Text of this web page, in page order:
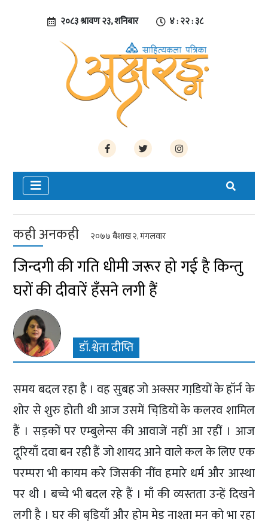
२०८३ श्रावण २३, शनिबार ४ : २२ : ३९
कही अनकही २०७७ बैशाख २, मंगलवार
जिन्दगी की गति धीमी जरूर हो गई है किन्तु
घरों की दीवारें हँसने लगी हैं
डॉ.श्वेता दीप्ति
समय बदल रहा है । वह सुबह जो अक्सर गाडि़यों के हॉर्न के
शोर से शुरु होती थी आज उसमें चिडि़यों के कलरव शामिल
हैं । सड़कों पर एम्बुलेन्स की आवाजें नहीं आ रहीं । आज
दूरियाँ दवा बन रही हैं जो शायद आने वाले कल के लिए एक
परम्परा भी कायम करे जिसकी नींव हमारे धर्म और आस्था
पर थी । बच्चे भी बदल रहे हैं । माँ की व्यस्तता उन्हें दिखने
लगी है । घर की बडि़याँ और होम मेड नाश्ता मन को भा रहा